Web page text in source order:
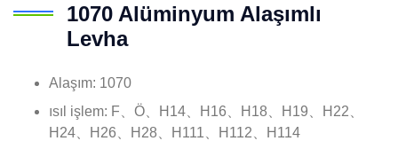
1070 Alüminyum Alaşımlı
Levha
Alaşım: 1070
ısıl işlem: F、Ö、H14、H16、H18、H19、H22、
H24、H26、H28、H111、H112、H114